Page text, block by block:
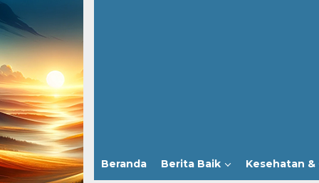
Beranda Berita Baik Kesehatan &